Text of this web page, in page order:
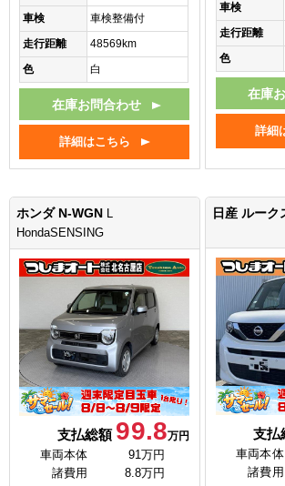
車検
車検整備付
走行距離
48569km
色
白
在庫お問合わせ
詳細はこちら
車検
走行距離
色
在庫
詳細
ホンダ N-WGN L
HondaSENSING
支払総額 99.8万円
車両本体
91万円
諸費用
8.8万円
日産 ルー
支払
車両本体
諸費用